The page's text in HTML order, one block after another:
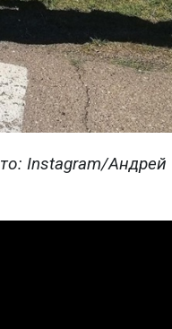
Instagram/Андрей